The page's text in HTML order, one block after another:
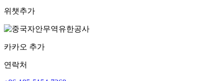
위챗추가
카카오 추가
연락처